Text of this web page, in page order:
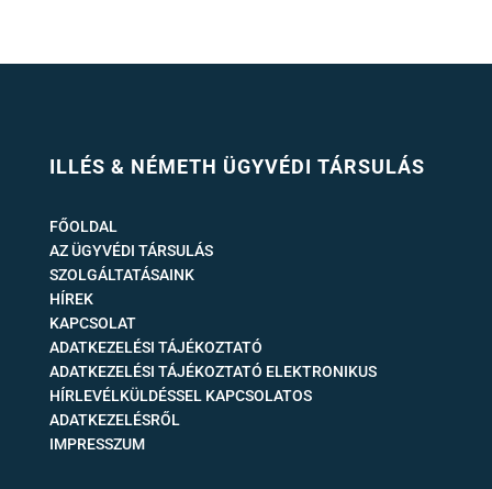
ILLÉS & NÉMETH ÜGYVÉDI TÁRSULÁS
FŐOLDAL
AZ ÜGYVÉDI TÁRSULÁS
SZOLGÁLTATÁSAINK
HÍREK
KAPCSOLAT
ADATKEZELÉSI TÁJÉKOZTATÓ
ADATKEZELÉSI TÁJÉKOZTATÓ ELEKTRONIKUS
HÍRLEVÉLKÜLDÉSSEL KAPCSOLATOS
ADATKEZELÉSRŐL
IMPRESSZUM